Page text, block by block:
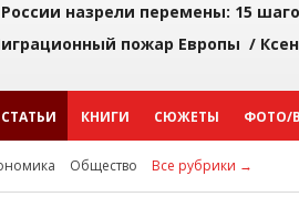
назрели перемены: 15
пожар Европы /
СТАТЬИ КНИГИ СЮЖЕТЫ ФОТО/
Общество Все рубрики →